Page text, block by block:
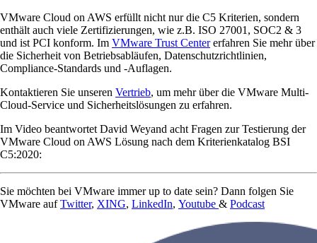
VMware Cloud on AWS erfüllt nicht nur die C5 Kriterien, sondern
enthält auch viele Zertifizierungen, wie z.B. ISO 27001, SOC2 & 3
und ist PCI konform. Im VMware Trust Centererfahren Sie mehr über
die Sicherheit von Betriebsabläufen, Datenschutzrichtlinien,
Compliance-Standards und -Auflagen.
Kontaktieren Sie unseren Vertrieb, um mehr über die VMware Multi-
Cloud-Service und Sicherheitslösungen zu erfahren.
Im Video beantwortet David Weyand acht Fragen zur Testierung der
VMware Cloud on AWS Lösung nach dem Kriterienkatalog BSI
C5:2020:
Sie möchten bei VMware immer up to date sein? Dann folgen Sie
VMware aufTwitter, XING, LinkedIn, Youtube & Podcast